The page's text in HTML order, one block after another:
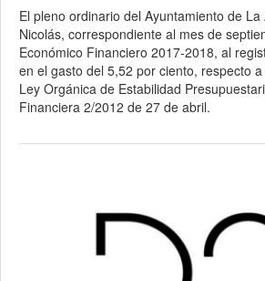
El pleno ordinario del Ayuntamiento de La
Nicolás, correspondiente al mes de
Económico Financiero 2017-2018, al
en el gasto del 5,52 por ciento, respecto
Ley Orgánica de Estabilidad
Financiera 2/2012 de 27 de abril.